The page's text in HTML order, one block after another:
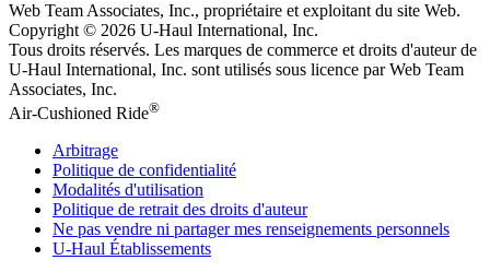
Web Team Associates, Inc., propriétaire et exploitant du site Web.
Copyright © 2026 U-Haul International, Inc.
Tous droits réservés. Les marques de commerce et droits d'auteur de
U-Haul International, Inc. sont utilisés sous licence par Web Team
Associates, Inc.
Air-Cushioned Ride®
Arbitrage
Politique de confidentialité
Modalités d'utilisation
Politique de retrait des droits d'auteur
Ne pas vendre ni partager mes renseignements personnels
U-Haul Établissements